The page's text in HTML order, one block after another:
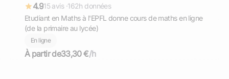
4.915 avis ·162h données
Etudiant en Maths à l'EPFL donne cours de maths en ligne
(de la primaire au lycée)
En ligne
À partir de33,30 €/h